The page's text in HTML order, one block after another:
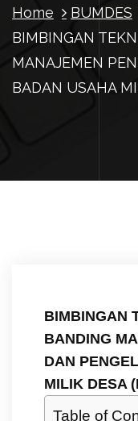
Home
BUMDES
BIMBINGAN
MANAJEMEN
BADAN USAHA
BIMBINGAN
BANDING
DAN
MILIK DESA
Table of